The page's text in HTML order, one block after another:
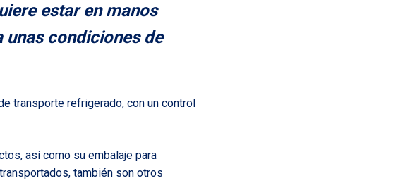
estar en manos
condiciones de
transporte refrigerado, con un control
así como su embalaje para
también son otros